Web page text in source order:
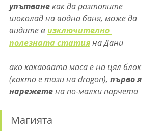
упътване как да разтопите
шоколад на водна баня, може да
видите в изключително
полезната статия на Дани
ако какаовата маса е на цял блок
(както е тази на dragon), първо я
нарежете на по-малки парчета
Магията